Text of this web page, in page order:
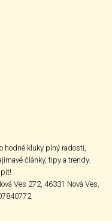
kluky plný radosti,
články, tipy a trendy.
Ves 272, 46331 Nová Ves,